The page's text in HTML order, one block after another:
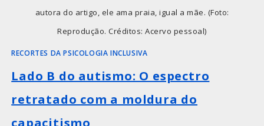
autora do artigo, ele ama praia, igual a mãe. (Foto:
Reprodução. Créditos: Acervo pessoal)
RECORTES DA PSICOLOGIA INCLUSIVA
Lado B do autismo: O espectro
retratado com a moldura do